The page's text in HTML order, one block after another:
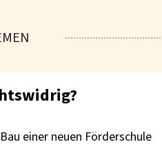
einer neuen Förderschule